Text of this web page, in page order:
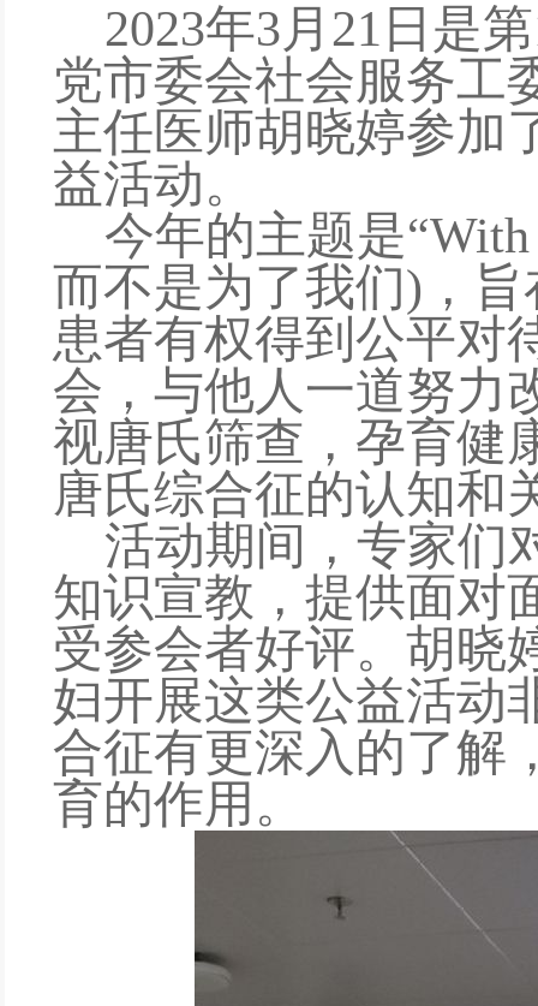
2023年3月21日是
党市委会社会服务工
主任医师胡晓婷参加
益活动。
今年的主题是
而不是为了我们) ，
患者有权得到公平对
会，与他人一道努力
视唐氏筛查，孕育健
唐氏综合征的认知和
活动期间 ，专家们
知识宣教， 提供面对
受参会者好评。胡晓
妇开展这类公益活动
合征有更深入的了解
育的作用。